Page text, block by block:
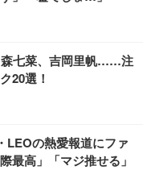
森七菜、吉岡里帆……注
20選！
LEOの熱愛報道にファ
最高」「マジ推せる」